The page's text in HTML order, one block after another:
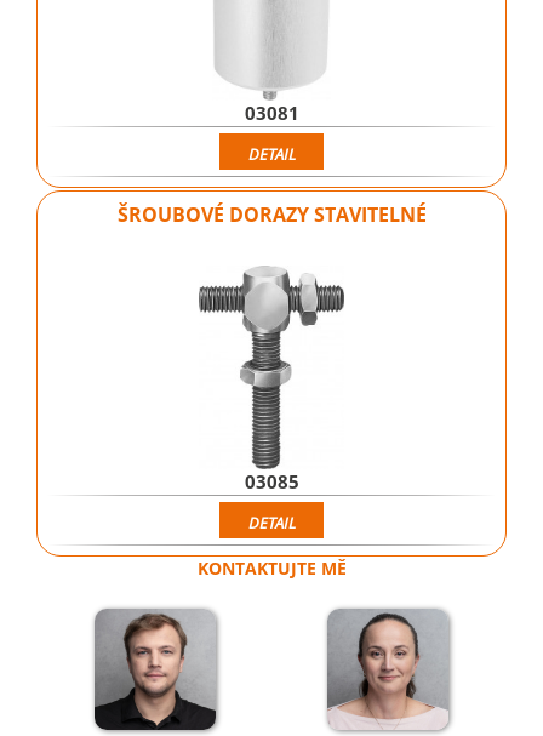
03081
DETAIL
ŠROUBOVÉ DORAZY STAVITELNÉ
03085
DETAIL
KONTAKTUJTE MĚ